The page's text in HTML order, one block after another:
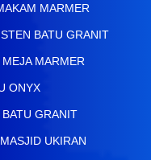
MARMER
BATU GRANIT
MARMER
ONYX
GRANIT
UKIRAN